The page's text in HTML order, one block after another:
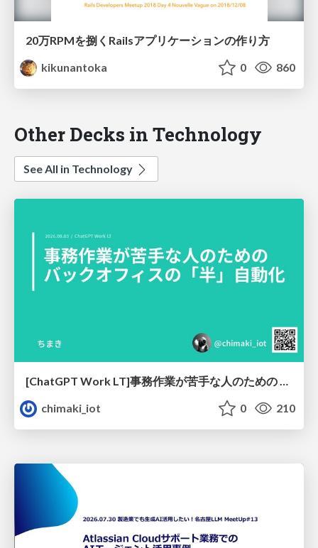
20万RPMを捌くRailsアプリケーションの作り方
kikunantoka
0 860
Other Decks in Technology
See All in Technology
chimaki_iot
0 210